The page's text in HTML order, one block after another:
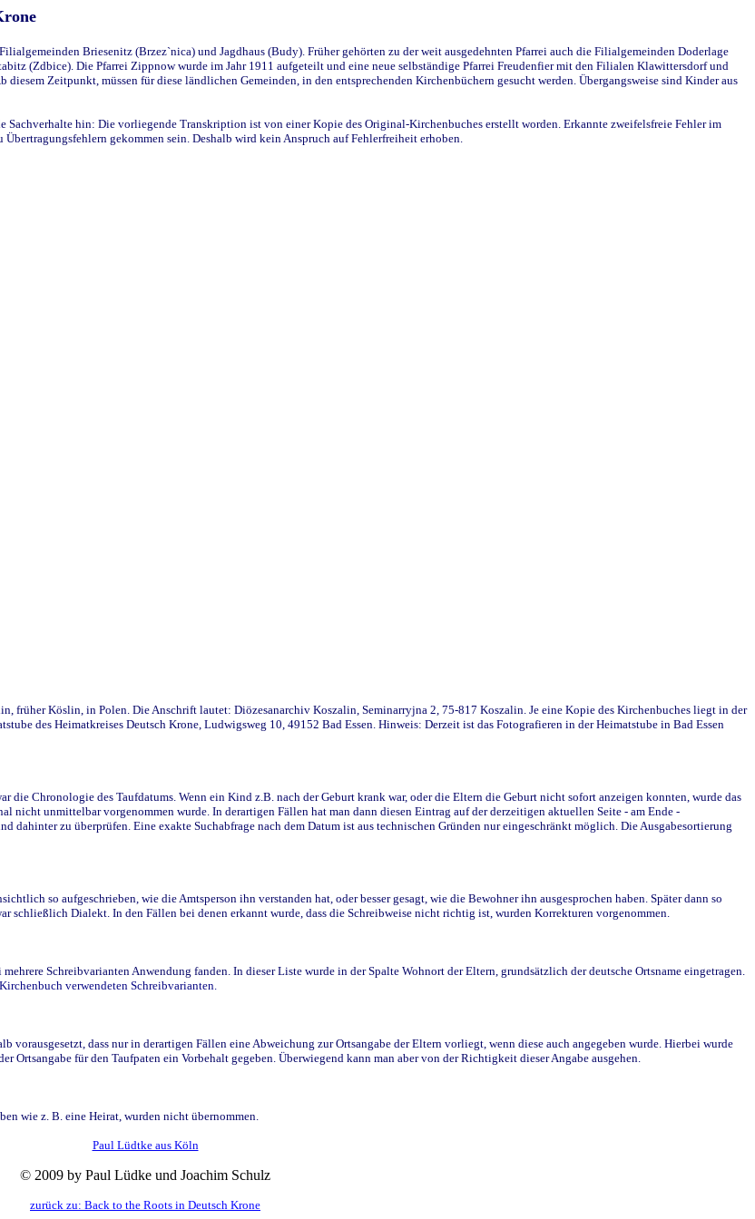
Briesenitz (Brzez`nica) und Jagdhaus (Budy). Früher gehörten zu der weit ausgedehnten Pfarrei auch die Filialgemeinden Doderlage
(Zdbice). Die Pfarrei Zippnow wurde im Jahr 1911 aufgeteilt und eine neue selbständige Pfarrei Freudenfier mit den Filialen Klawittersdorf und
Zeitpunkt, müssen für diese ländlichen Gemeinden, in den entsprechenden Kirchenbüchern gesucht werden. Übergangsweise sind Kinder aus
Sachverhalte hin: Die vorliegende Transkription ist von einer Kopie des Original-Kirchenbuches erstellt worden. Erkannte zweifelsfreie Fehler im
gekommen sein. Deshalb wird kein Anspruch auf Fehlerfreiheit erhoben.
früher Köslin, in Polen. Die Anschrift lautet: Diözesanarchiv Koszalin, Seminarryjna 2, 75-817 Koszalin. Je eine Kopie des Kirchenbuches liegt in der
des Heimatkreises Deutsch Krone, Ludwigsweg 10, 49152 Bad Essen. Hinweis: Derzeit ist das Fotografieren in der Heimatstube in Bad Essen
Chronologie des Taufdatums. Wenn ein Kind z.B. nach der Geburt krank war, oder die Eltern die Geburt nicht sofort anzeigen konnten, wurde das
nicht unmittelbar vorgenommen wurde. In derartigen Fällen hat man dann diesen Eintrag auf der derzeitigen aktuellen Seite - am Ende -
zu überprüfen. Eine exakte Suchabfrage nach dem Datum ist aus technischen Gründen nur eingeschränkt möglich. Die Ausgabesortierung
so aufgeschrieben, wie die Amtsperson ihn verstanden hat, oder besser gesagt, wie die Bewohner ihn ausgesprochen haben. Später dann so
schließlich Dialekt. In den Fällen bei denen erkannt wurde, dass die Schreibweise nicht richtig ist, wurden Korrekturen vorgenommen.
Schreibvarianten Anwendung fanden. In dieser Liste wurde in der Spalte Wohnort der Eltern, grundsätzlich der deutsche Ortsname eingetragen.
verwendeten Schreibvarianten.
vorausgesetzt, dass nur in derartigen Fällen eine Abweichung zur Ortsangabe der Eltern vorliegt, wenn diese auch angegeben wurde. Hierbei wurde
für den Taufpaten ein Vorbehalt gegeben. Überwiegend kann man aber von der Richtigkeit dieser Angabe ausgehen.
wie z. B. eine Heirat, wurden nicht übernommen.
Paul Lüdtke aus Köln
© 2009 by Paul Lüdke und Joachim Schulz
zurück zu: Back to the Roots in Deutsch Krone